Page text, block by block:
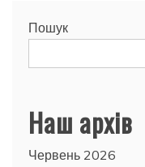
Пошук
Наш архів
Червень 2026